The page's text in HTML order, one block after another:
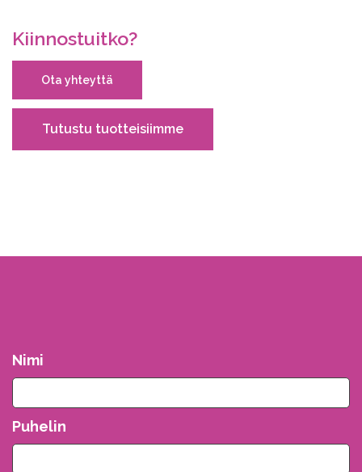
Kiinnostuitko?
Ota yhteyttä
Tutustu tuotteisiimme
Nimi
Puhelin